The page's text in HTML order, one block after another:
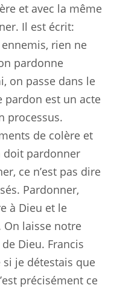
et avec la même
Il est écrit:
rien ne
pardonne
on passe dans le
pardon est un acte
processus.
de colère et
doit pardonner
ce n’est pas dire
Pardonner,
à Dieu et le
On laisse notre
Dieu. Francis
si je détestais que
précisément ce